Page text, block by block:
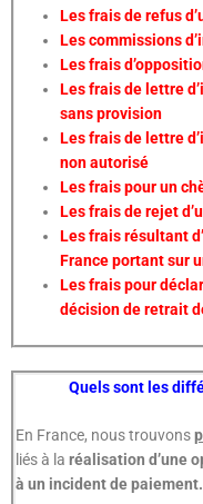
Les frais de refus
Les commissions
Les frais
Les frais de lettre
sans provision
Les frais de lettre
non autorisé
Les frais pour un
Les frais de rejet
Les frais résultant
France portant sur
Les frais pour
décision de retrait
Quels sont les
En France, nous trouvons
liés à la réalisation d’une
à un incident de paiement.